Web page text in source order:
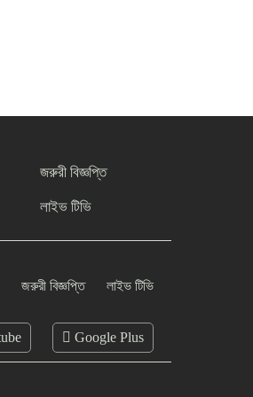
জরুরী বিজ্ঞপ্তি
লাইভ টিভি
জরুরী বিজ্ঞপ্তি লাইভ টিভি
Google Plus